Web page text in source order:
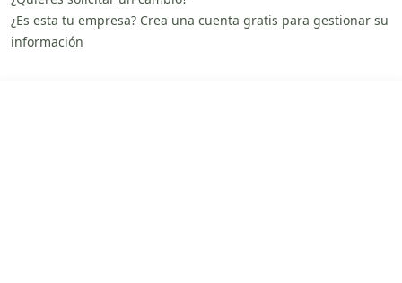
¿Es esta tu empresa? Crea una cuenta gratis para gestionar su
información